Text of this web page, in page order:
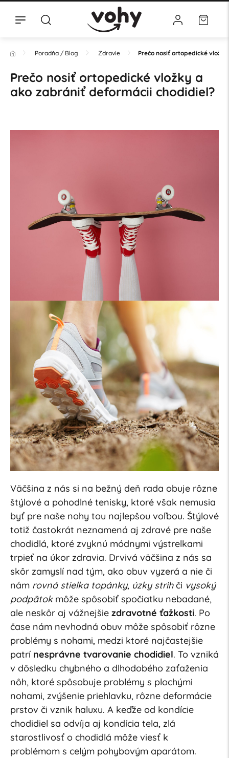
Poradňa / Blog Zdravie Prečo nosiť ortopedické
Prečo nosiť ortopedické vložky a
ako zabrániť deformácii chodidiel?
Väčšina z nás si na bežný deň rada obuje rôzne
štýlové a pohodlné tenisky, ktoré však nemusia
byť pre naše nohy tou najlepšou voľbou. Štýlové
totiž častokrát neznamená aj zdravé pre naše
chodidlá, ktoré zvyknú módnymi výstrelkami
trpieť na úkor zdravia. Drvivá väčšina z nás sa
skôr zamyslí nad tým, ako obuv vyzerá a nie či
námrovná stielka topánky, úzky strihči vysoký
podpätokmôže spôsobiť spočiatku nebadané,
ale neskôr aj vážnejšie zdravotné ťažkosti. Po
čase nám nevhodná obuv môže spôsobiť rôzne
problémy s nohami, medzi ktoré najčastejšie
patrí nesprávne tvarovanie chodidiel. To vzniká
v dôsledku chybného a dlhodobého zaťaženia
nôh, ktoré spôsobuje problémy s plochými
nohami, zvýšenie priehlavku, rôzne deformácie
prstov či vznik haluxu. A keďže od kondície
chodidiel sa odvíja aj kondícia tela, zlá
starostlivosť o chodidlá môže viesť k
problémom s celým pohybovým aparátom.